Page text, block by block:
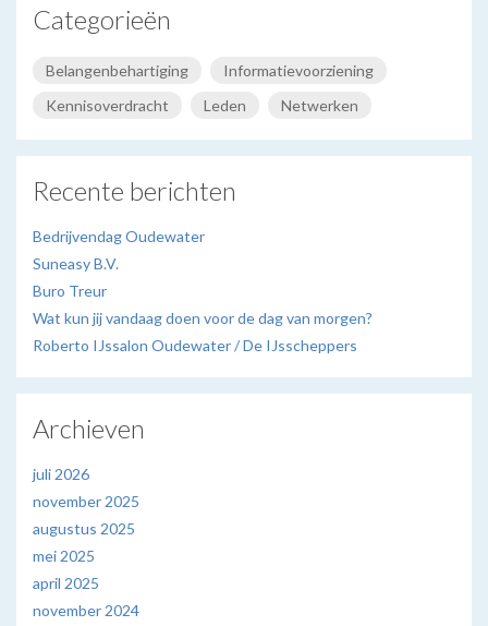
Categorieën
Belangenbehartiging
Informatievoorziening
Kennisoverdracht
Leden Netwerken
Recente berichten
Bedrijvendag Oudewater
Suneasy B.V.
Buro Treur
Wat kun jij vandaag doen voor de dag van morgen?
Roberto IJssalon Oudewater / De IJsscheppers
Archieven
juli 2026
november 2025
augustus 2025
mei 2025
april 2025
november 2024